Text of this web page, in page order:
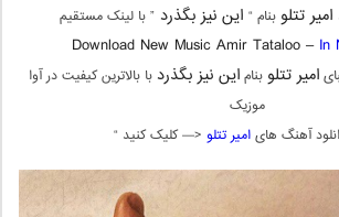
امیر تتلو بنام “ این نیز بگذرد” با لینک مستقیم
Download New Music Amir Tataloo – In
امیر تتلو بناماین نیز بگذرد با بالاترین کیفیت در آوا
موزیک
آهنگ هایامیر تتلو <— کلیک کنید “